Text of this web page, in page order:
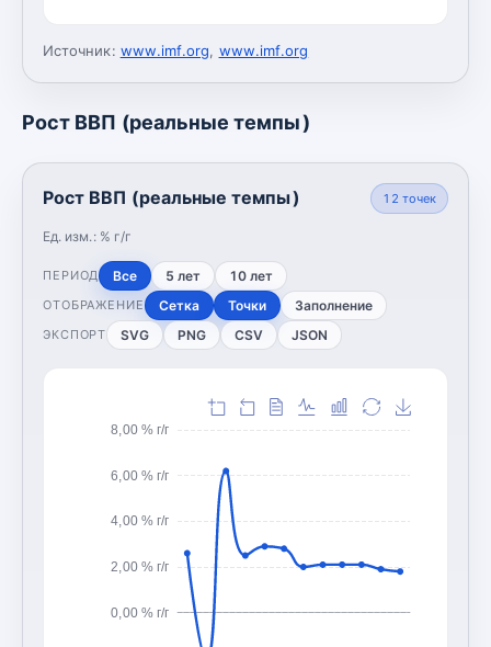
Источник: www.imf.org, www.imf.org
Рост ВВП (реальные темпы)
Рост ВВП (реальные темпы)
Ед. изм.: % г/г
12 точек
ПЕРИОД Все 5 лет 10 лет
ОТОБРАЖЕНИЕ Сетка Точки Заполнение
ЭКСПОРТ SVG PNG CSV JSON
0,00 % г/г
2,00 % г/г
4,00 % г/г
6,00 % г/г
8,00 % г/г